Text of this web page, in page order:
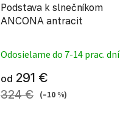
Podstava k slnečníkom
ANCONA antracit
Odosielame do 7-14 prac. dní
od 291 €
324 € (–10 %)